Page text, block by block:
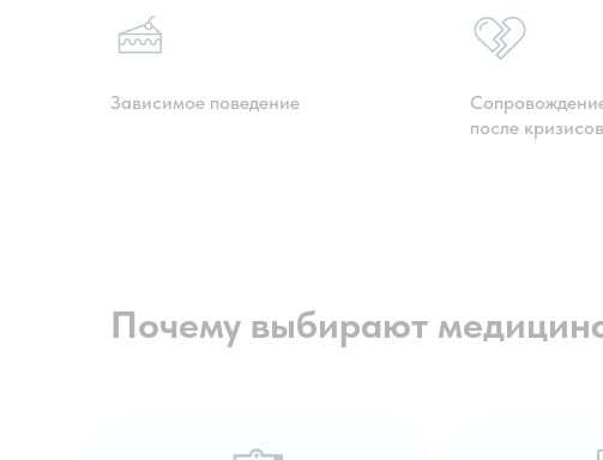
Зависимое поведение
после
Почему выбирают